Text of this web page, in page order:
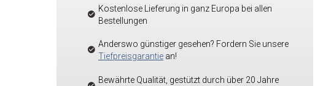
Kostenlose Lieferung in ganz Europa bei allen
Bestellungen
Anderswo günstiger gesehen? Fordern Sie unsere
Tiefpreisgarantiean!
Bewährte Qualität, gestützt durch über 20 Jahre